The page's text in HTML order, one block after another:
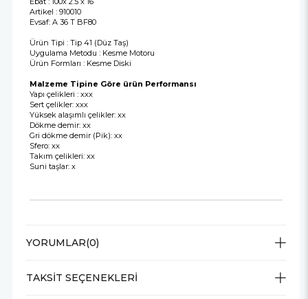
Artikel : 910010
Evsaf: A 36 T BF80
Ürün Tipi : Tip 41 (Düz Taş)
Uygulama Metodu : Kesme Motoru
Ürün Formları : Kesme Diski
Malzeme Tipine Göre ürün Performansı
Yapı çelikleri : xxx
Sert çelikler: xxx
Yüksek alaşımlı çelikler: xx
Dökme demir: xx
Gri dökme demir (Pik): xx
Sfero: xx
Takım çelikleri: xx
Suni taşlar: x
YORUMLAR(0)
TAKSIT SEÇENEKLERI